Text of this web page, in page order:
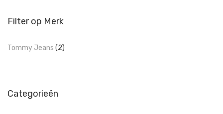
Filter op Merk
Tommy Jeans (2)
Categorieën